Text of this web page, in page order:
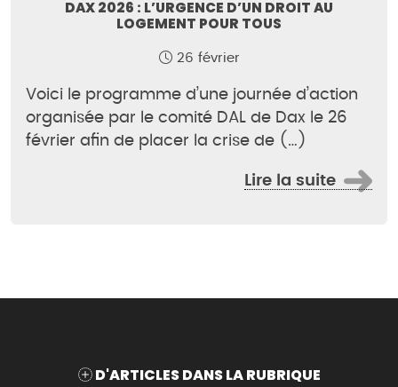
DAX 2026 : L’URGENCE D’UN DROIT AU
LOGEMENT POUR TOUS
26 février
Voici le programme d’une journée d’action
organisée par le comité DAL de Dax le 26
février afin de placer la crise de (…)
Lire la suite
D'ARTICLES DANS LA RUBRIQUE